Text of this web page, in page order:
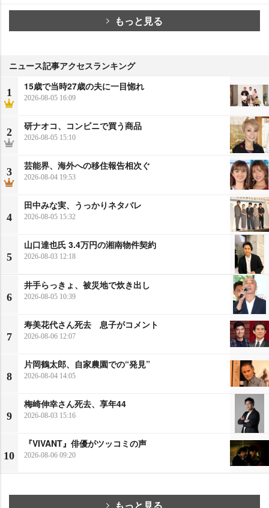
もっと見る
ニュース記事アクセスランキング
1
15歳で当時27歳の夫に一目惚れ
2026-08-05 16:09
2
研ナオコ、コンビニで買う商品
2026-08-05 15:10
3
芸能界、海外への移住報告相次ぐ
2026-08-04 19:53
4
田中みな実、うっかりネタバレ
2026-08-05 15:32
5
山口達也氏 3.4万円の湘南物件契約
2026-08-03 12:18
6
井手らっきょ、被災地で炊き出し
2026-08-05 10:39
7
寿美花代さん死去 息子がコメント
2026-08-06 12:07
8
片岡鶴太郎、自家農園での“発見”
2026-08-04 14:05
9
梅崎伸幸さん死去、享年44
2026-08-03 15:16
10
『VIVANT』俳優がツッコミの声
2026-08-06 09:20
もっと見る